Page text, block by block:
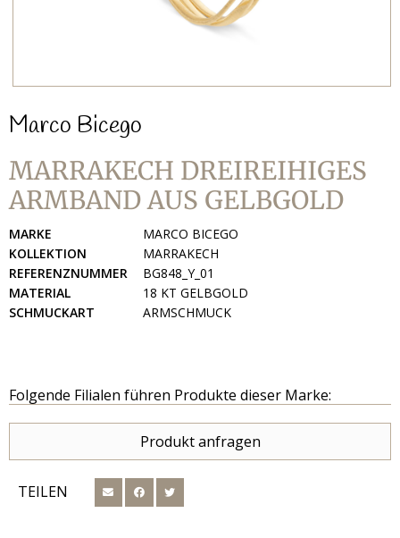
Marco Bicego
MARRAKECH DREIREIHIGES
ARMBAND AUS GELBGOLD
MARKE
MARCO BICEGO
KOLLEKTION
MARRAKECH
REFERENZNUMMER
BG848_Y_01
MATERIAL
18 KT GELBGOLD
SCHMUCKART
ARMSCHMUCK
Folgende Filialen führen Produkte dieser Marke:
Produkt anfragen
TEILEN